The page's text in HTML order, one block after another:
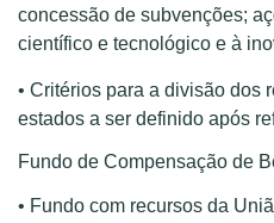
concessão de subvenções;
científico e tecnológico e à
• Critérios para a divisão dos
estados a ser definido após
Fundo de Compensação de
• Fundo com recursos da